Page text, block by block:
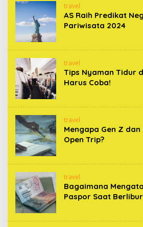
travel
AS Raih Predikat
Pariwisata 2024
travel
Tips Nyaman Tidur
Harus Coba!
travel
Mengapa Gen Z
Open Trip?
travel
Bagaimana
Paspor Saat